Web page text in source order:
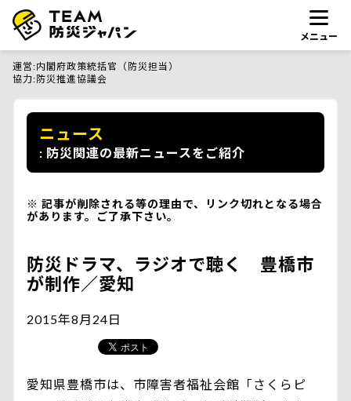
メニュー
運営 内閣府政策統括官（防災担当）
協力 防災推進協議会
ニュース
防災関連の最新ニュースをご紹介
記事が削除される等の理由で、リンク切れとなる場合
があります。ご了承下さい。
防災ドラマ、ラジオで聴く 豊橋市
が制作／愛知
2015年8月24日
愛知県豊橋市は、市障害者福祉会館「さくらピ